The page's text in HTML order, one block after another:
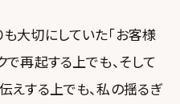
大切にしていた「お客様
で再起する上でも、そして
えする上でも、私の揺るぎ